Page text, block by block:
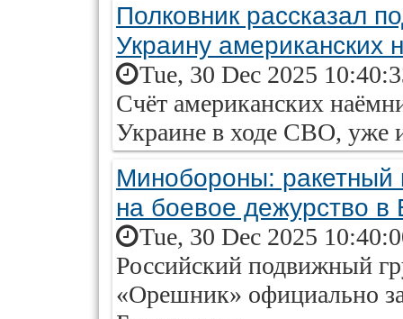
Полковник рассказал
Украину американских
Tue, 30 Dec 2025
Счёт американских
Украине в ходе СВО, уже
Минобороны: ракетный
на боевое дежурство в
Tue, 30 Dec 2025
Российский подвижный
«Орешник» официально